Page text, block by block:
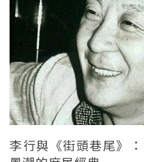
李行與《街頭巷尾》